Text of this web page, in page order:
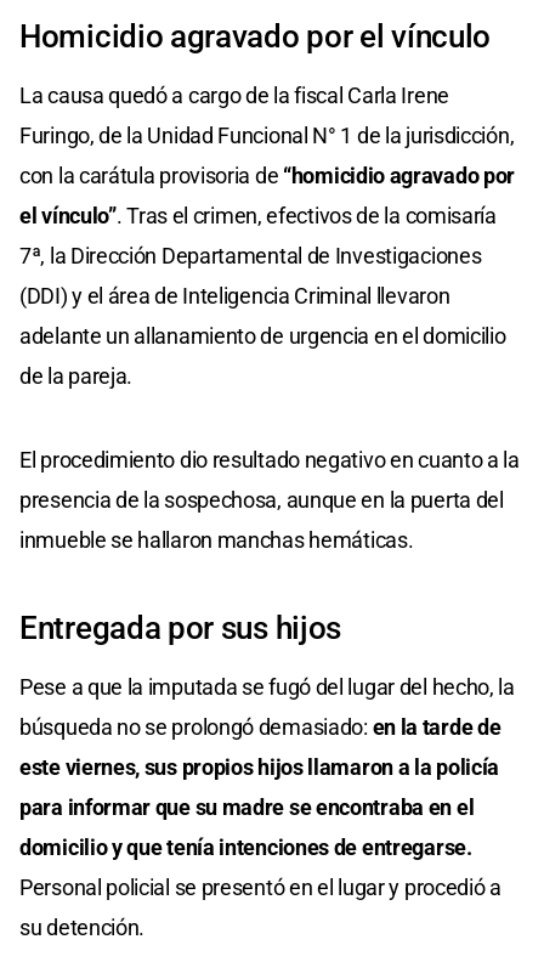
Homicidio agravado por el vínculo
La causa quedó a cargo de la fiscal Carla Irene
Furingo, de la Unidad Funcional N° 1 de la jurisdicción,
con la carátula provisoria de “homicidio agravado por
el vínculo”. Tras el crimen, efectivos de la comisaría
7ª, la Dirección Departamental de Investigaciones
(DDI) y el área de Inteligencia Criminal llevaron
adelante un allanamiento de urgencia en el domicilio
de la pareja.
El procedimiento dio resultado negativo en cuanto a la
presencia de la sospechosa, aunque en la puerta del
inmueble se hallaron manchas hemáticas.
Entregada por sus hijos
Pese a que la imputada se fugó del lugar del hecho, la
búsqueda no se prolongó demasiado: en la tarde de
este viernes, sus propios hijos llamaron a la policía
para informar que su madre se encontraba en el
domicilio y que tenía intenciones de entregarse.
Personal policial se presentó en el lugar y procedió a
su detención.